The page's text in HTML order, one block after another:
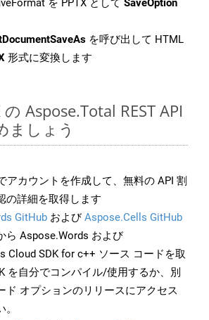
を PPTX として SaveOption
を呼び出して HTML
形式に変換します
の Aspose.Total REST API
ましょう
アカウントを作成して、無料の API 割
の詳細を取得します
GitHub およびAspose.Cells GitHub
ら Aspose.Words および
Cloud SDK for c++ ソース コードを取
を自分でコンパイル/使用するか、別
ド オプションのリリースにアクセス